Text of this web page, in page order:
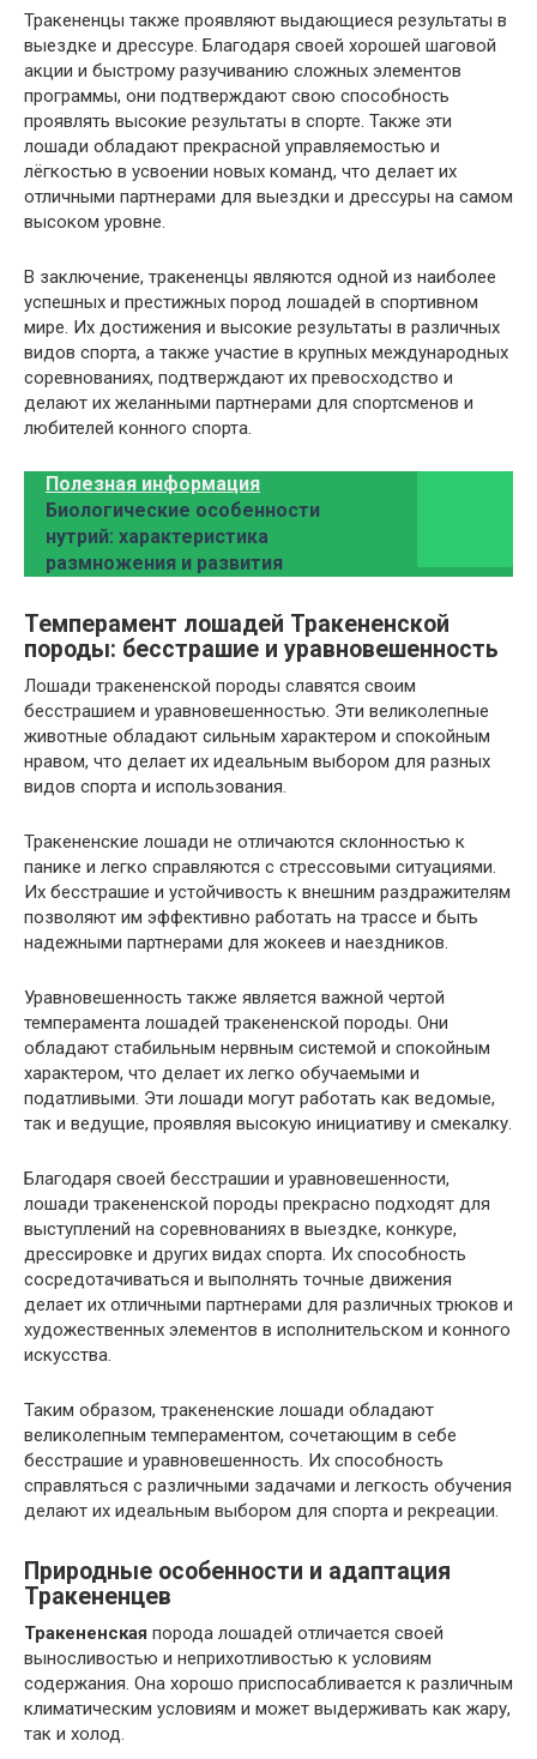
Тракененцы также проявляют выдающиеся результаты в
выездке и дрессуре. Благодаря своей хорошей шаговой
акции и быстрому разучиванию сложных элементов
программы, они подтверждают свою способность
проявлять высокие результаты в спорте. Также эти
лошади обладают прекрасной управляемостью и
лёгкостью в усвоении новых команд, что делает их
отличными партнерами для выездки и дрессуры на самом
высоком уровне.
В заключение, тракененцы являются одной из наиболее
успешных и престижных пород лошадей в спортивном
мире. Их достижения и высокие результаты в различных
видов спорта, а также участие в крупных международных
соревнованиях, подтверждают их превосходство и
делают их желанными партнерами для спортсменов и
любителей конного спорта.
Полезная информация
Биологические особенности
нутрий: характеристика
размножения и развития
Темперамент лошадей Тракененской
породы: бесстрашие и уравновешенность
Лошади тракененской породы славятся своим
бесстрашием и уравновешенностью. Эти великолепные
животные обладают сильным характером и спокойным
нравом, что делает их идеальным выбором для разных
видов спорта и использования.
Тракененские лошади не отличаются склонностью к
панике и легко справляются с стрессовыми ситуациями.
Их бесстрашие и устойчивость к внешним раздражителям
позволяют им эффективно работать на трассе и быть
надежными партнерами для жокеев и наездников.
Уравновешенность также является важной чертой
темперамента лошадей тракененской породы. Они
обладают стабильным нервным системой и спокойным
характером, что делает их легко обучаемыми и
податливыми. Эти лошади могут работать как ведомые,
так и ведущие, проявляя высокую инициативу и смекалку.
Благодаря своей бесстрашии и уравновешенности,
лошади тракененской породы прекрасно подходят для
выступлений на соревнованиях в выездке, конкуре,
дрессировке и других видах спорта. Их способность
сосредотачиваться и выполнять точные движения
делает их отличными партнерами для различных трюков и
художественных элементов в исполнительском и конного
искусства.
Таким образом, тракененские лошади обладают
великолепным темпераментом, сочетающим в себе
бесстрашие и уравновешенность. Их способность
справляться с различными задачами и легкость обучения
делают их идеальным выбором для спорта и рекреации.
Природные особенности и адаптация
Тракененцев
Тракененская порода лошадей отличается своей
выносливостью и неприхотливостью к условиям
содержания. Она хорошо приспосабливается к различным
климатическим условиям и может выдерживать как жару,
так и холод.